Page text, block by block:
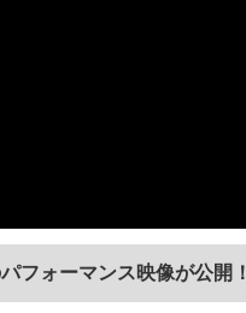
フォーマンス映像が公開！